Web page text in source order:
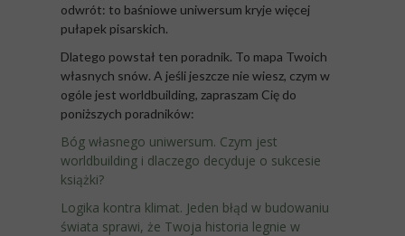
odwrót: to baśniowe uniwersum kryje więcej
pułapek pisarskich.
Dlatego powstał ten poradnik. To mapa Twoich
własnych snów. A jeśli jeszcze nie wiesz, czym w
ogóle jest worldbuilding, zapraszam Cię do
poniższych poradników:
Bóg własnego uniwersum. Czym jest
worldbuilding i dlaczego decyduje o sukcesie
książki?
Logika kontra klimat. Jeden błąd w budowaniu
świata sprawi, że Twoja historia legnie w